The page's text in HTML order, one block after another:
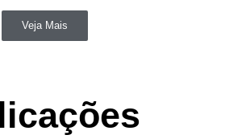
Veja Mais